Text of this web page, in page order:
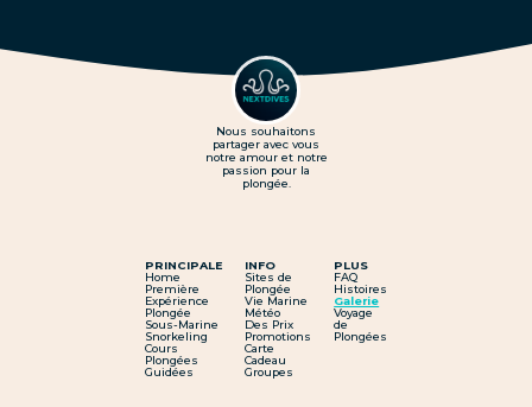
Nous souhaitons
partager avec vous
notre amour et notre
passion pour la
plongée.
PRINCIPALE
Home
Première
Expérience
Plongée
Sous-Marine
Snorkeling
Cours
Plongées
Guidées
INFO
Sites de
Plongée
Vie Marine
Météo
Des Prix
Promotions
Carte
Cadeau
Groupes
PLUS
FAQ
Histoires
Galerie
Voyage
de
Plongées